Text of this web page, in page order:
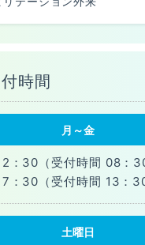
時間
月～金
：30 （受付時間 08：
：30 （受付時間 13：
土曜日